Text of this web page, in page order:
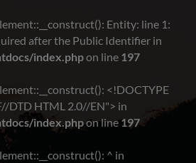
Entity: line 1:
after the Public Identifier in
index.phpon line 197
<!DOCTYPE
DTD HTML 2.0//EN"> in
index.phpon line197
^ in